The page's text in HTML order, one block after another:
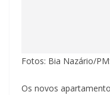
Fotos: Bia Nazário/
Os novos